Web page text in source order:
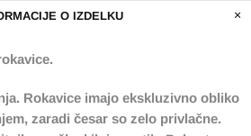
O IZDELKU
Rokavice imajo ekskluzivno obliko
zaradi česar so zelo privlačne.